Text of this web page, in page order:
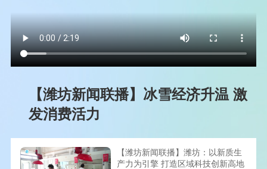
【潍坊新闻联播】冰雪经济升温 激
发消费活力
【潍坊新闻联播】潍坊：以新质生
产力为引擎 打造区域科技创新高地